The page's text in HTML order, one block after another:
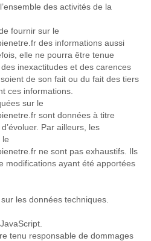
des activités de la
fournir sur le
des informations aussi
elle ne pourra être tenue
inexactitudes et des carences
de son fait ou du fait des tiers
ces informations.
sur le
sont données à titre
Par ailleurs, les
le
ne sont pas exhaustifs. Ils
modifications ayant été apportées
les données techniques.
tenu responsable de dommages